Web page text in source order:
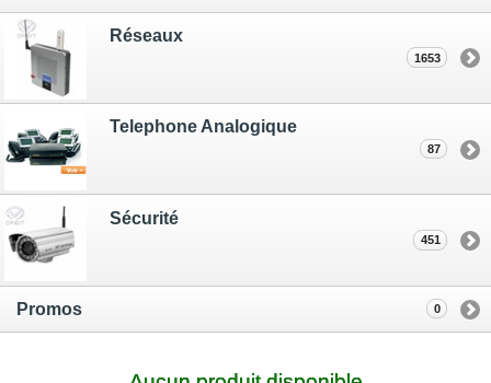
Réseaux
1653
Telephone Analogique
87
Sécurité
451
Promos 0